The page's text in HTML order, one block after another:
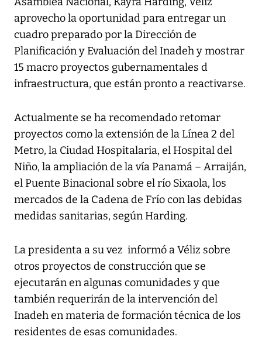
aprovecho la oportunidad para entregar un
cuadro preparado por la Dirección de
Planificación y Evaluación del Inadeh y mostrar
15 macro proyectos gubernamentales d
infraestructura, que están pronto a reactivarse.
Actualmente se ha recomendado retomar
proyectos como la extensión de la Línea 2 del
Metro, la Ciudad Hospitalaria, el Hospital del
Niño, la ampliación de la vía Panamá – Arraiján,
el Puente Binacional sobre el río Sixaola, los
mercados de la Cadena de Frío con las debidas
medidas sanitarias, según Harding.
La presidenta a su vez informó a Véliz sobre
otros proyectos de construcción que se
ejecutarán en algunas comunidades y que
también requerirán de la intervención del
Inadeh en materia de formación técnica de los
residentes de esas comunidades.